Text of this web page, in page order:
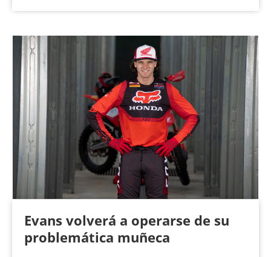
Evans volverá a operarse de su
problemática muñeca